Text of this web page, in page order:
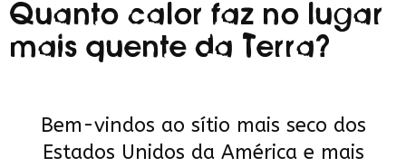
Quanto calor faz no lugar
mais quente da Terra?
Bem-vindos ao sítio mais seco dos
Estados Unidos da América e mais